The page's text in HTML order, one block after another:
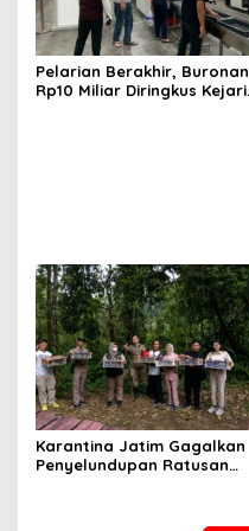
Pelarian Berakhir, Buronan
Rp10 Miliar Diringkus Kejari
Karantina Jatim Gagalkan
Penyelundupan Ratusan